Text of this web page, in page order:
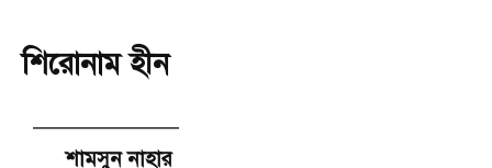
শিরোনাম হীন
———————
শামসুন নাহার